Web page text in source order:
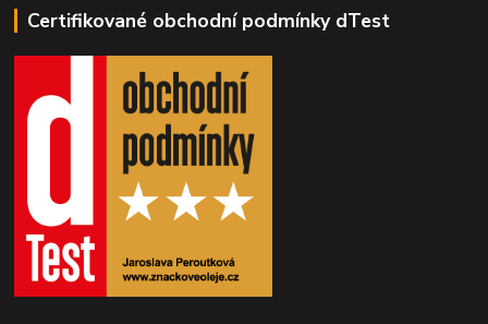
Certifikované obchodní podmínky dTest